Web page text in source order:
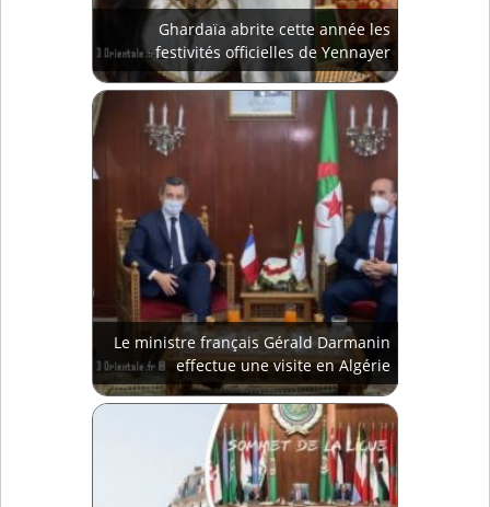
Ghardaïa abrite cette année les
festivités officielles de Yennayer
Le ministre français Gérald Darmanin
effectue une visite en Algérie